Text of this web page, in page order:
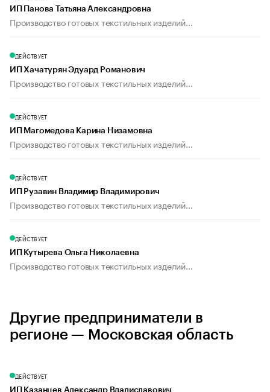
ИП Панова Татьяна Александровна
Производство готовых текстильных изделий...
ДЕЙСТВУЕТ
ИП Хачатурян Эдуард Романович
Производство готовых текстильных изделий...
ДЕЙСТВУЕТ
ИП Магомедова Карина Низамовна
Производство готовых текстильных изделий...
ДЕЙСТВУЕТ
ИП Рузавин Владимир Владимирович
Производство готовых текстильных изделий...
ДЕЙСТВУЕТ
ИП Кутырева Ольга Николаевна
Производство готовых текстильных изделий...
Другие предприниматели в
регионе — Московская область
ДЕЙСТВУЕТ